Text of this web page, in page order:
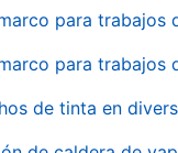
para trabajos
para trabajos
de tinta en